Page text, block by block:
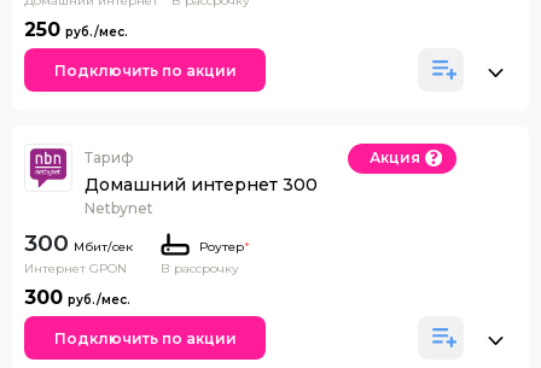
250
Подключить по акции
Тариф
Домашний интернет 300
Netbynet
Акция
300
Интернет GPON
Роутер*
В рассрочку
300
Подключить по акции